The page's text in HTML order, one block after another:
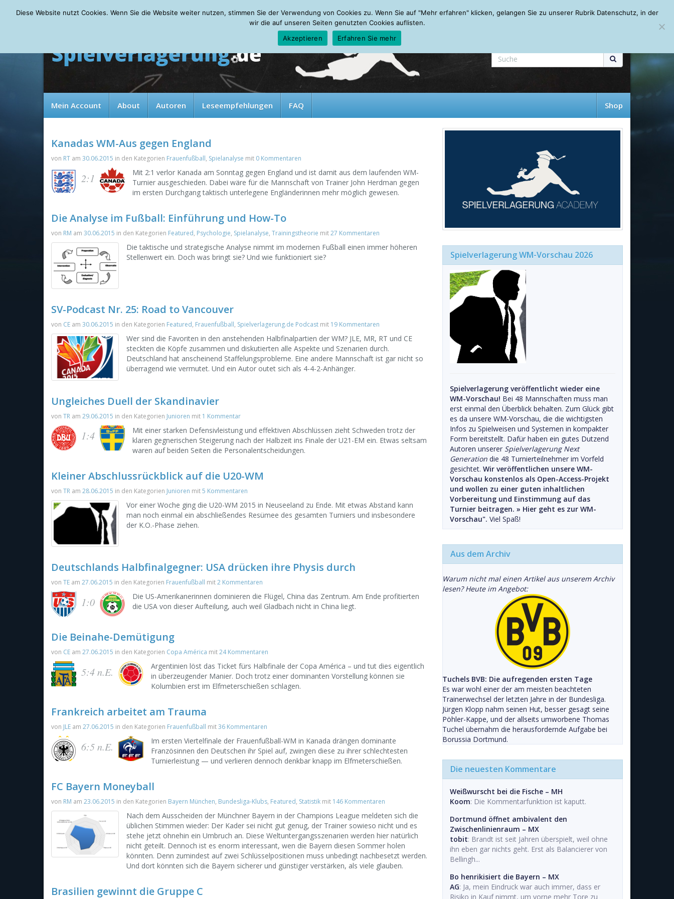
Saturday, 08.08.2026 Mein Account About Autoren Leseempfehlungen FAQ
Mein Account About Autoren Leseempfehlungen FAQ Shop
Kanadas WM-Aus gegen England
von RT am 30.06.2015 in den Kategorien Frauenfußball, Spielanalyse mit 0 Kommentaren
2:1
Mit 2:1 verlor Kanada am Sonntag gegen England und ist damit aus dem laufenden WM-
Turnier ausgeschieden. Dabei wäre für die Mannschaft von Trainer John Herdman gegen
im ersten Durchgang taktisch unterlegene Engländerinnen mehr möglich gewesen.
Die Analyse im Fußball: Einführung und How-To
von RM am 30.06.2015 in den Kategorien Featured, Psychologie, Spielanalyse, Trainingstheorie mit27 Kommentaren
Die taktische und strategische Analyse nimmt im modernen Fußball einen immer höheren
Stellenwert ein. Doch was bringt sie? Und wie funktioniert sie?
SV-Podcast Nr. 25: Road to Vancouver
von CE am 30.06.2015 in den Kategorien Featured, Frauenfußball, Spielverlagerung.de Podcast mit 19 Kommentaren
Wer sind die Favoriten in den anstehenden Halbfinalpartien der WM? JLE, MR, RT und CE
steckten die Köpfe zusammen und diskutierten alle Aspekte und Szenarien durch.
Deutschland hat anscheinend Staffelungsprobleme. Eine andere Mannschaft ist gar nicht so
überragend wie vermutet. Und ein Autor outet sich als 4-4-2-Anhänger.
Ungleiches Duell der Skandinavier
von TR am 29.06.2015 in den Kategorien Junioren mit 1 Kommentar
1:4
Mit einer starken Defensivleistung und effektiven Abschlüssen zieht Schweden trotz der
klaren gegnerischen Steigerung nach der Halbzeit ins Finale der U21-EM ein. Etwas seltsam
waren auf beiden Seiten die Personalentscheidungen.
Kleiner Abschlussrückblick auf die U20-WM
von TR am 28.06.2015 in den Kategorien Junioren mit5 Kommentaren
Vor einer Woche ging die U20-WM 2015 in Neuseeland zu Ende. Mit etwas Abstand kann
man noch einmal ein abschließendes Resümee des gesamten Turniers und insbesondere
der K.O.-Phase ziehen.
Deutschlands Halbfinalgegner: USA drücken ihre Physis durch
von TE am 27.06.2015 in den Kategorien Frauenfußball mit2 Kommentaren
1:0
Die US-Amerikanerinnen dominieren die Flügel, China das Zentrum. Am Ende profitierten
die USA von dieser Aufteilung, auch weil Gladbach nicht in China liegt.
Die Beinahe-Demütigung
von CE am 27.06.2015 in den Kategorien Copa América mit24 Kommentaren
5:4 n.E.
Argentinien löst das Ticket fürs Halbfinale der Copa América – und tut dies eigentlich
in überzeugender Manier. Doch trotz einer dominanten Vorstellung können sie
Kolumbien erst im Elfmeterschießen schlagen.
Frankreich arbeitet am Trauma
von JLE am 27.06.2015 in den Kategorien Frauenfußball mit36 Kommentaren
6:5 n.E.
Im ersten Viertelfinale der Frauenfußball-WM in Kanada drängen dominante
Französinnen den Deutschen ihr Spiel auf, zwingen diese zu ihrer schlechtesten
Turnierleistung — und verlieren dennoch denkbar knapp im Elfmeterschießen.
FC Bayern Moneyball
von RM am 23.06.2015 in den Kategorien Bayern München, Bundesliga-Klubs, Featured, Statistik mit 146 Kommentaren
Nach dem Ausscheiden der Münchner Bayern in der Champions League meldeten sich die
üblichen Stimmen wieder: Der Kader sei nicht gut genug, der Trainer sowieso nicht und es
stehe jetzt ohnehin ein Umbruch an. Diese Weltuntergangsszenarien werden hier natürlich
nicht geteilt. Dennoch ist es enorm interessant, wen die Bayern diesen Sommer holen
könnten. Denn zumindest auf zwei Schlüsselpositionen muss unbedingt nachbesetzt werden.
Und dort könnten sich die Bayern sicherer und günstiger verstärken, als viele glauben.
Brasilien gewinnt die Gruppe C
Spielverlagerung WM-Vorschau 2026
Spielverlagerung veröffentlicht wieder eine
WM-Vorschau! Bei 48 Mannschaften muss man
erst einmal den Überblick behalten. Zum Glück gibt
es da unsere WM-Vorschau, die die wichtigsten
Infos zu Spielweisen und Systemen in kompakter
Form bereitstellt. Dafür haben ein gutes Dutzend
Autoren unserer Spielverlagerung Next
Generation die 48 Turnierteilnehmer im Vorfeld
gesichtet. Wir veröffentlichen unsere WM-
Vorschau konstenlos als Open-Access-Projekt
und wollen zu einer guten inhaltlichen
Vorbereitung und Einstimmung auf das
Turnier beitragen. » Hier geht es zur WM-
Vorschau". Viel Spaß!
Aus dem Archiv
Warum nicht mal einen Artikel aus unserem Archiv
lesen? Heute im Angebot:
Tuchels BVB: Die aufregenden ersten Tage
Es war wohl einer der am meisten beachteten
Trainerwechsel der letzten Jahre in der Bundesliga.
Jürgen Klopp nahm seinen Hut, besser gesagt seine
Pöhler-Kappe, und der allseits umworbene Thomas
Tuchel übernahm die herausfordernde Aufgabe bei
Borussia Dortmund.
Die neuesten Kommentare
Weißwurscht bei die Fische – MH
Koom: Die Kommentarfunktion ist kaputt.
Dortmund öffnet ambivalent den
Zwischenlinienraum – MX
tobit: Brandt ist seit Jahren überspielt, weil ohne
ihn eben gar nichts geht. Erst als Balancierer von
Bellingh...
Bo henrikisiert die Bayern – MX
AG: Ja, mein Eindruck war auch immer, dass er
Risiko in Kauf nimmt, um vorne mehr Tore zu
Diese Website nutzt Cookies. Wenn Sie die Website weiter nutzen, stimmen Sie der Verwendung von Cookies zu. Wenn Sie auf "Mehr erfahren" klicken, gelangen Sie zu unserer Rubrik Datenschutz, in der
wir die auf unseren Seiten genutzten Cookies auflisten.
Akzeptieren
Erfahren Sie mehr